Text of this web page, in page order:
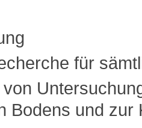
für
Bodens und